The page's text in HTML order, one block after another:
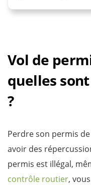
Vol de
quelles
?
Perdre son permis
avoir des
permis est illégal,
contrôle routier,